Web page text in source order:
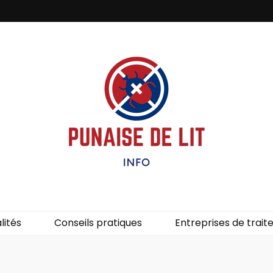
Conseils pratiques Entreprises de